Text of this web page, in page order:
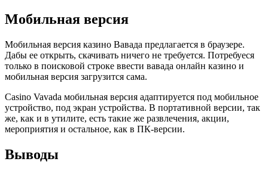
Мобильная версия
Мобильная версия казино Вавада предлагается в браузере.
Дабы ее открыть, скачивать ничего не требуется. Потребуеся
только в поисковой строке ввести вавада онлайн казино и
мобильная версия загрузится сама.
Casino Vavada мобильная версия адаптируется под мобильное
устройство, под экран устройства. В портативной версии, так
же, как и в утилите, есть такие же развлечения, акции,
мероприятия и остальное, как в ПК-версии.
Выводы